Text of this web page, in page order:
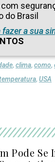
do Brasil
fazer a sua
, clima, como,
, USA
Pode Se